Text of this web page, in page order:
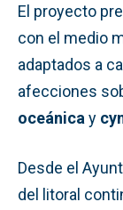
El proyecto
con el medio
adaptados a
afecciones
oceánica y
Desde el
del litoral